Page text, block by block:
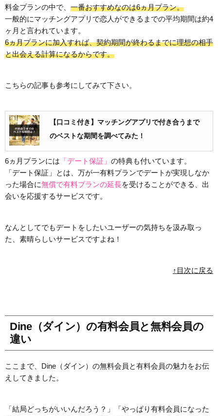
料金プランの中で、 一番おすすめなのは6ヵ月プラン。
一般的にマッチングアプリで恋人ができるまでの平均期間は約4
ヶ月と言われています。
6ヵ月プランに加入すれば、契約期間が終わるまでに理想の相手
と出会える計算になるからです。
こちらの記事も参考にしてみて下さい。
【口コミ付き】マッチングアプリで付き合うまで
のベストな期間を調べてみた！
6ヵ月プランには 「デート保証」 の特典も付いています。
「デート保証」とは、万が一有料プランでデートが実現しなか
った場合に無償で有料プランの延長を受けることができる、出
会いを応援するサービスです。
なんとしてでもデートをしたいユーザーの気持ちを汲み取っ
た、素晴らしいサービスですよね！
↑目次に戻る
Dine（ダイン）の有料会員と無料会員の
違い
ここまで、Dine（ダイン）の無料会員と有料会員の魅力をお伝
えしてきました。
「結局どっちがいいんだろう？」「やっぱり有料会員になった